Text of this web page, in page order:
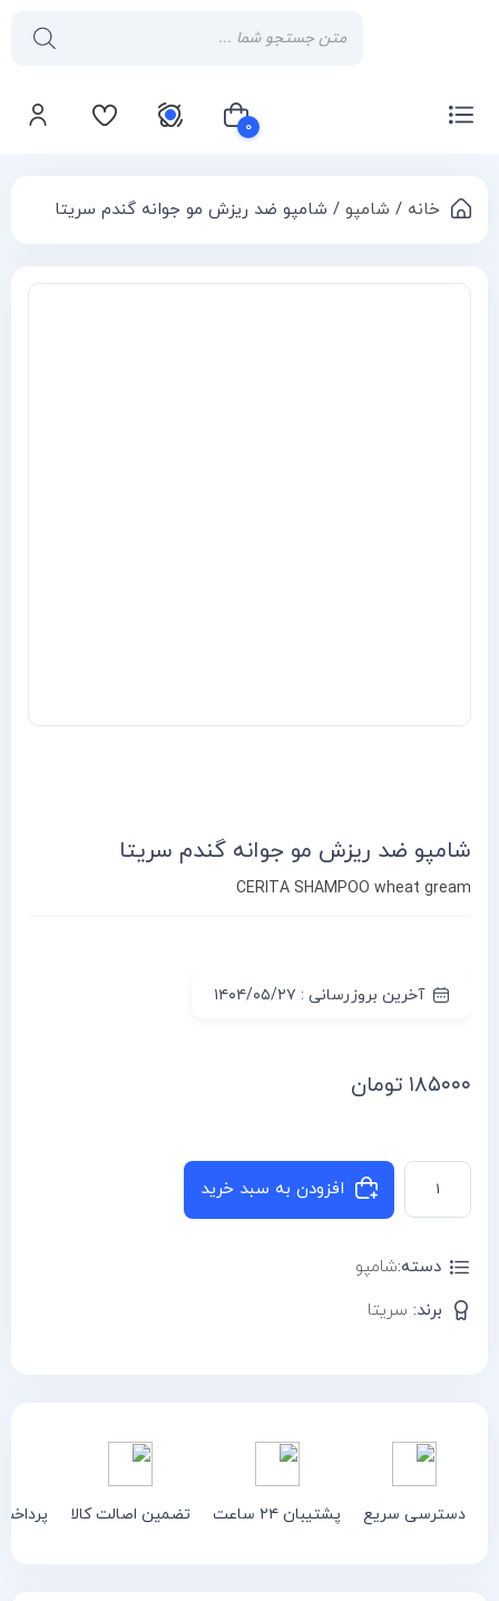
۰
سبد خرید شما خالی است خانه / شامپو / شامپو ضد ریزش مو جوانه گندم سریتا
شامپو ضد ریزش مو جوانه گندم سریتا
CERITA SHAMPOO wheat gream
آخرین بروزرسانی : ۱۴۰۴/۰۵/۲۷
۱۸۵۰۰۰ تومان
افزودن به سبد خرید
دسته:شامپو
برند: سریتا
دسترسی سریع پشتیبان ۲۴ ساعت تضمین اصالت کالا